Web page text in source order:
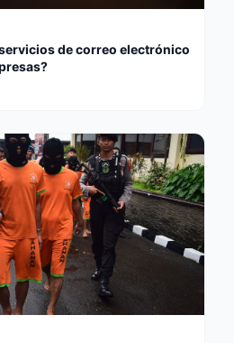
de correo electrónico